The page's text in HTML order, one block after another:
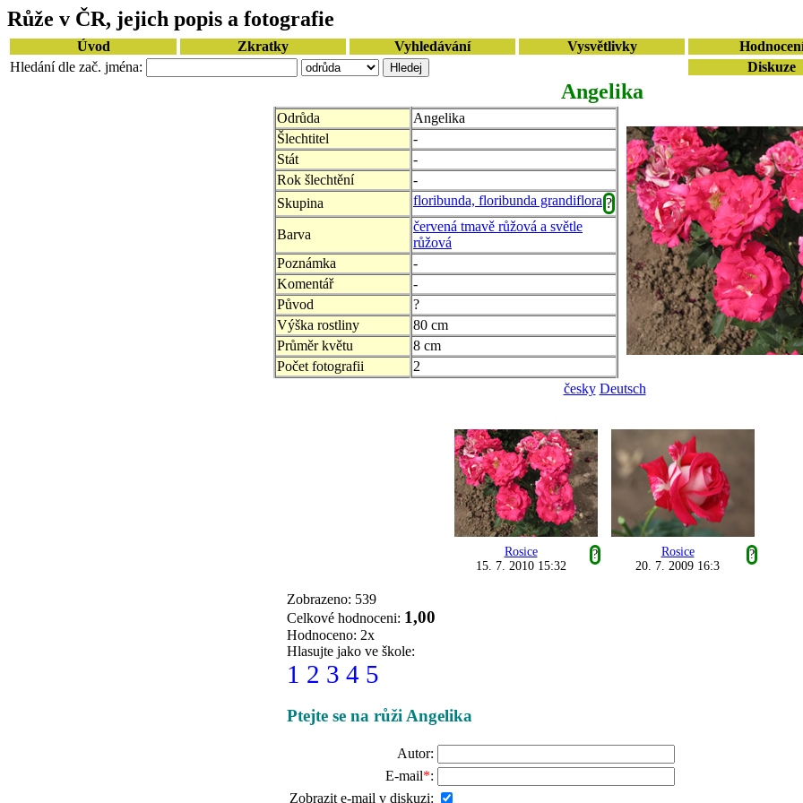
Růže v ČR, jejich popis a fotografie
Úvod Zkratky Vyhledávání Vysvětlivky
Hledání dle zač. jména:
Diskuze
Angelika
Odrůda
Angelika
Šlechtitel
-
Stát
-
Rok šlechtění
-
Skupina
floribunda, floribunda grandiflora ?
Barva
červená tmavě růžová a světle
růžová
Poznámka
-
Komentář
-
Původ
?
Výška rostliny
80 cm
Průměr květu
8 cm
Počet fotografii
2
česky Deutsch
Rosice
?
15. 7. 2010 15:32
Rosice
?
20. 7. 2009 16:3
Zobrazeno: 539
Celkové hodnoceni: 1,00
Hodnoceno: 2x
Hlasujte jako ve škole:
1 2 3 4 5
Ptejte se na růži Angelika
Autor:
E-mail*:
Zobrazit e-mail v diskuzi: